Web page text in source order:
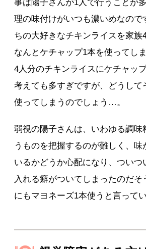
事は陽子さんが1人で行うことが
理の味付けがいつも濃いめなので
ちの大好きなチキンライスを家族
なんとケチャップ1本を使ってしま
4人分のチキンライスにケチャッ
考えても多すぎですが、どうして
使ってしまうのでしょう…。
弱視の陽子さんは、いわゆる調味
うものを把握するのが難しく、味
いるかどうか心配になり、ついつ
入れる癖がついてしまったのだ
にもマヨネーズ1本使うと言ってい